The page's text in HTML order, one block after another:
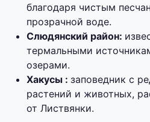
благодаря чистым
прозрачной воде.
Слюдянский район:
термальными
озерами.
Хакусы : заповедник с
растений и животных,
от Листвянки.